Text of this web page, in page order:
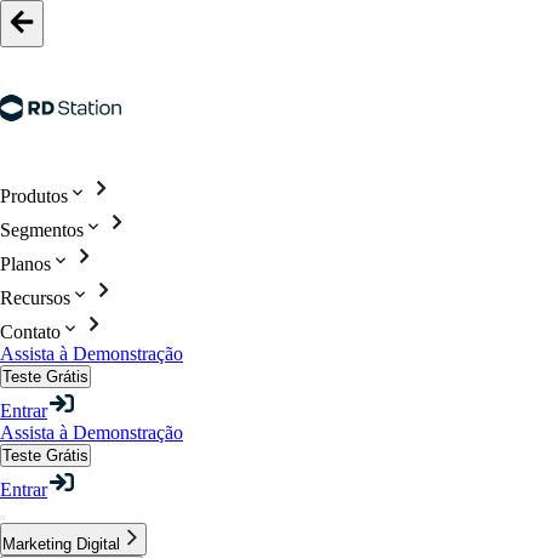
Produtos
Segmentos
Planos
Recursos
Contato
Assista à Demonstração
Teste Grátis
Entrar
Assista à Demonstração
Teste Grátis
Entrar
Marketing Digital